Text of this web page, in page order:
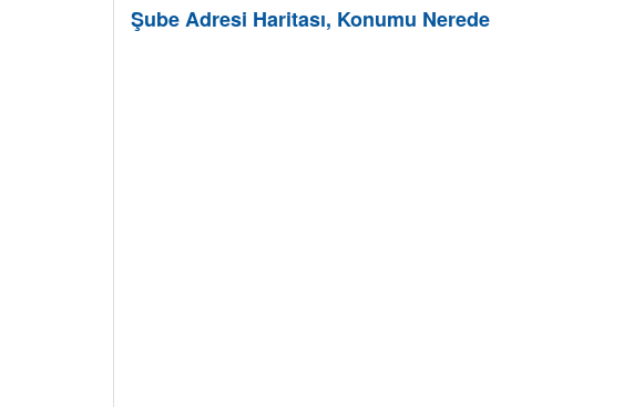
Şube Adresi Haritası, Konumu Nerede